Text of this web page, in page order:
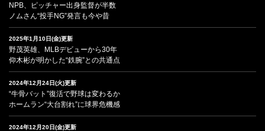
NPB、ピッチャー出身監督が半数
ノムさん“投手NG”発言も今や昔
2025年1月10日(金)更新
野茂英雄、MLBデビューから30年
仰木彬が明かした“鉄腕”との共通点
2024年12月24日(火)更新
“牛骨バット”復活で野球は変わるか
ホームラン“大台割れ”に球界危機感
2024年12月20日(金)更新